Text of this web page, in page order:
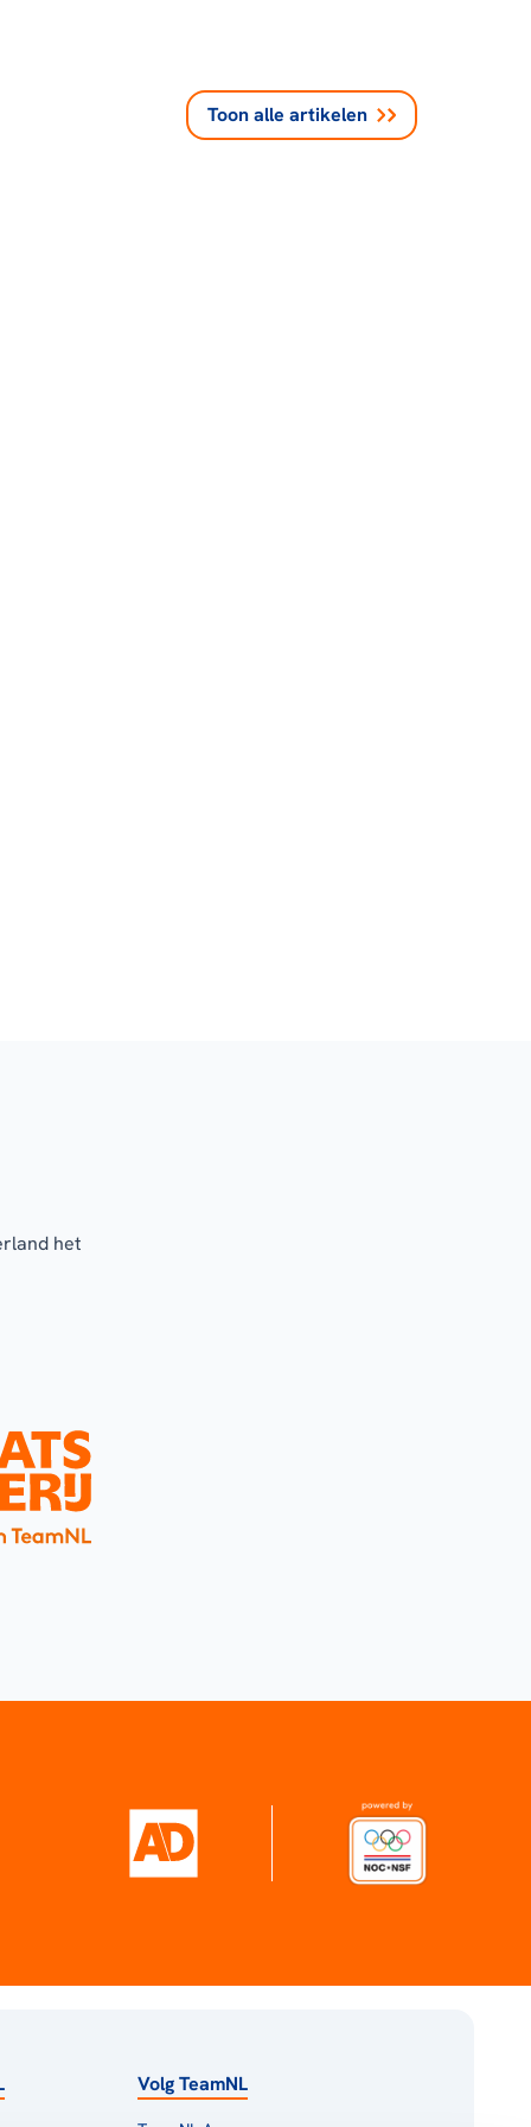
Toon alle artikelen
het
Volg TeamNL